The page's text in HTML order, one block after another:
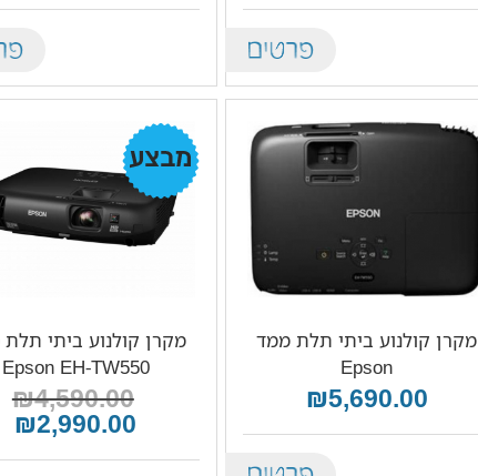
Details
מקרן קולנוע ביתי תלת ממד
Epson
₪5,690.00
Details
מקרן קולנוע ביתי
Epson EH-TW550
₪4,590.00
₪2,990.00